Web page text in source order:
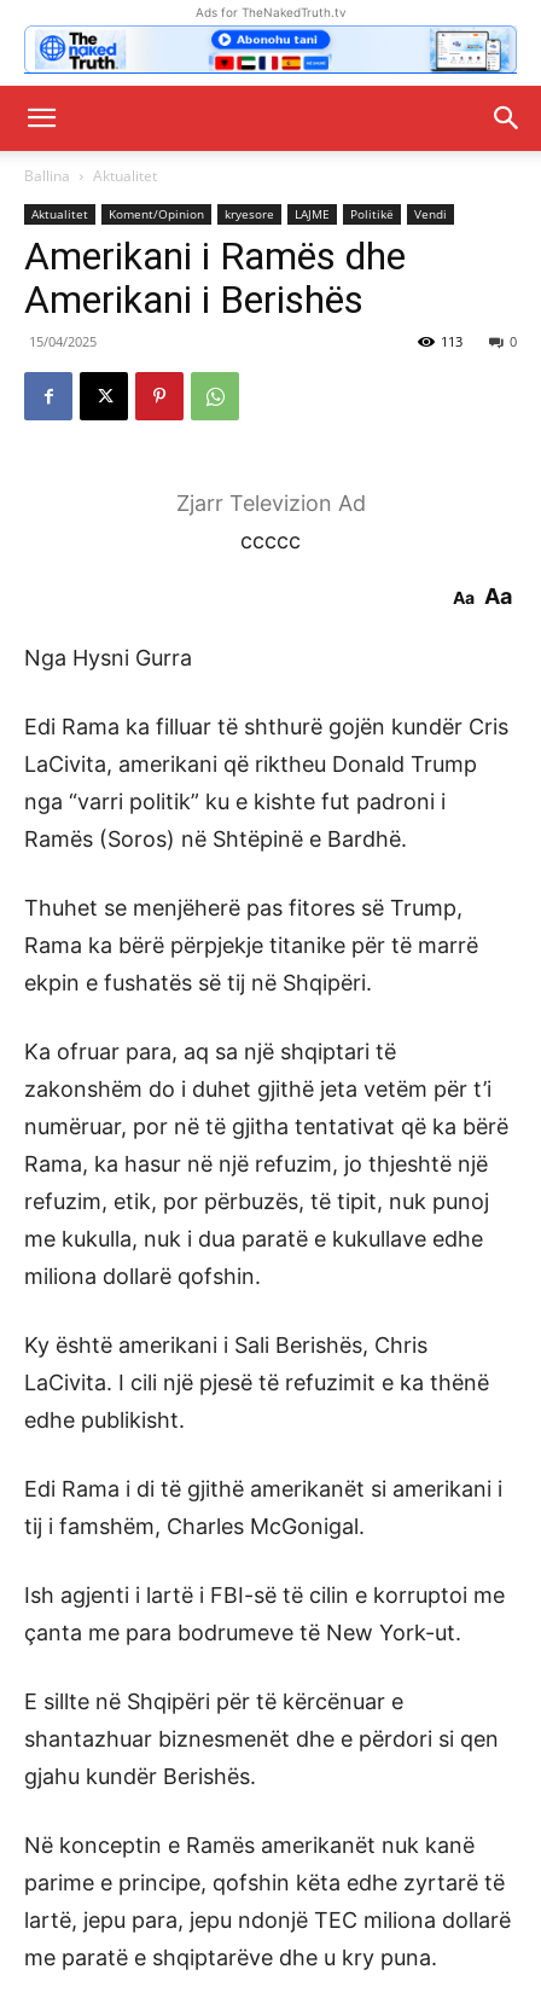
Ads for TheNakedTruth.tv
Ballina Aktualitet
Aktualitet Koment/Opinion kryesore LAJME Politikë Vendi
Amerikani i Ramës dhe
Amerikani i Berishës
15/04/2025 0
113
Zjarr Televizion Ad
ccccc
Aa Aa
Nga Hysni Gurra
Edi Rama ka filluar të shthurë gojën kundër Cris
LaCivita, amerikani që riktheu Donald Trump
nga “varri politik” ku e kishte fut padroni i
Ramës (Soros) në Shtëpinë e Bardhë.
Thuhet se menjëherë pas fitores së Trump,
Rama ka bërë përpjekje titanike për të marrë
ekpin e fushatës së tij në Shqipëri.
Ka ofruar para, aq sa një shqiptari të
zakonshëm do i duhet gjithë jeta vetëm për t’i
numëruar, por në të gjitha tentativat që ka bërë
Rama, ka hasur në një refuzim, jo thjeshtë një
refuzim, etik, por përbuzës, të tipit, nuk punoj
me kukulla, nuk i dua paratë e kukullave edhe
miliona dollarë qofshin.
Ky është amerikani i Sali Berishës, Chris
LaCivita. I cili një pjesë të refuzimit e ka thënë
edhe publikisht.
Edi Rama i di të gjithë amerikanët si amerikani i
tij i famshëm, Charles McGonigal.
Ish agjenti i lartë i FBI-së të cilin e korruptoi me
çanta me para bodrumeve të New York-ut.
E sillte në Shqipëri për të kërcënuar e
shantazhuar biznesmenët dhe e përdori si qen
gjahu kundër Berishës.
Në konceptin e Ramës amerikanët nuk kanë
parime e principe, qofshin këta edhe zyrtarë të
lartë, jepu para, jepu ndonjë TEC miliona dollarë
me paratë e shqiptarëve dhe u kry puna.